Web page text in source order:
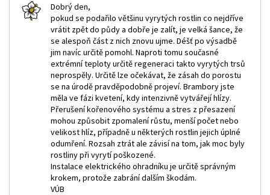
Dobrý den,
pokud se podařilo většinu vyrytých rostlin co nejdříve
vrátit zpět do půdy a dobře je zalít, je velká šance, že
se alespoň část z nich znovu ujme. Déšť po výsadbě
jim navíc určitě pomohl. Naproti tomu současné
extrémní teploty určitě regeneraci takto vyrytých trsů
neprospěly. Určitě lze očekávat, že zásah do porostu
se na úrodě pravděpodobně projeví. Brambory jste
měla ve fázi kvetení, kdy intenzivně vytvářejí hlízy.
Přerušení kořenového systému a stres z přesazení
mohou způsobit zpomalení růstu, menší počet nebo
velikost hlíz, případně u některých rostlin jejich úplné
odumření. Rozsah ztrát ale závisí na tom, jak moc byly
rostliny při vyrytí poškozené.
Instalace elektrického ohradníku je určitě správným
krokem, protože zabrání dalším škodám.
VÚB